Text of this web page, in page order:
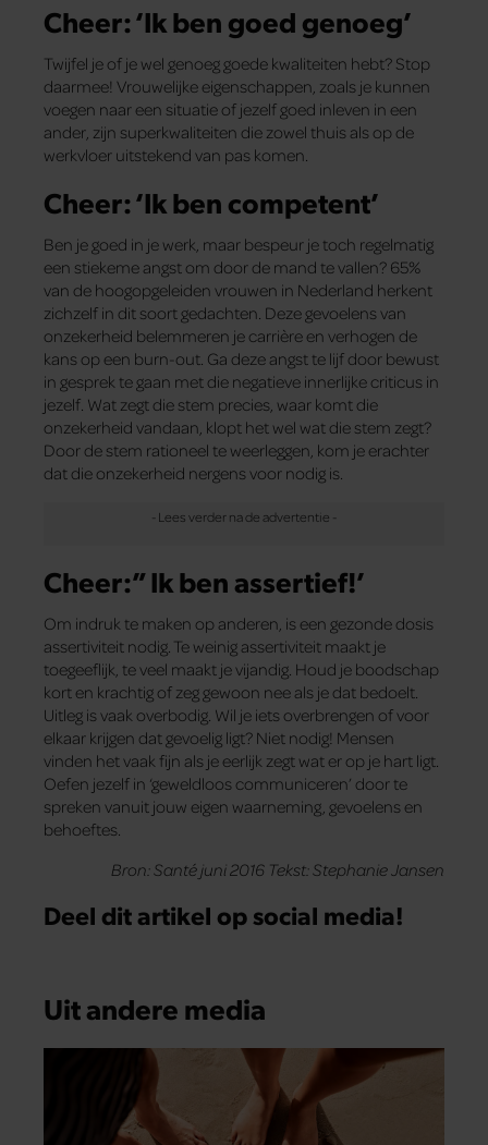
Cheer: ‘Ik ben goed genoeg’
Twijfel je of je wel genoeg goede kwaliteiten hebt? Stop
daarmee! Vrouwelijke eigenschappen, zoals je kunnen
voegen naar een situatie of jezelf goed inleven in een
ander, zijn superkwaliteiten die zowel thuis als op de
werkvloer uitstekend van pas komen.
Cheer: ‘Ik ben competent’
Ben je goed in je werk, maar bespeur je toch regelmatig
een stiekeme angst om door de mand te vallen? 65%
van de hoogopgeleiden vrouwen in Nederland herkent
zichzelf in dit soort gedachten. Deze gevoelens van
onzekerheid belemmeren je carrière en verhogen de
kans op een burn-out. Ga deze angst te lijf door bewust
in gesprek te gaan met die negatieve innerlijke criticus in
jezelf. Wat zegt die stem precies, waar komt die
onzekerheid vandaan, klopt het wel wat die stem zegt?
Door de stem rationeel te weerleggen, kom je erachter
dat die onzekerheid nergens voor nodig is.
Cheer:” Ik ben assertief!’
Om indruk te maken op anderen, is een gezonde dosis
assertiviteit nodig. Te weinig assertiviteit maakt je
toegeeflijk, te veel maakt je vijandig. Houd je boodschap
kort en krachtig of zeg gewoon nee als je dat bedoelt.
Uitleg is vaak overbodig. Wil je iets overbrengen of voor
elkaar krijgen dat gevoelig ligt? Niet nodig! Mensen
vinden het vaak fijn als je eerlijk zegt wat er op je hart ligt.
Oefen jezelf in ‘geweldloos communiceren’ door te
spreken vanuit jouw eigen waarneming, gevoelens en
behoeftes.
Bron: Santé juni 2016 Tekst: Stephanie Jansen
Deel dit artikel op social media!
Uit andere media